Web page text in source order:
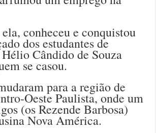
conheceu e conquistou
dos estudantes de
Cândido de Souza
se casou.
para a região de
Oeste Paulista, onde um
(os Rezende Barbosa)
Nova América.